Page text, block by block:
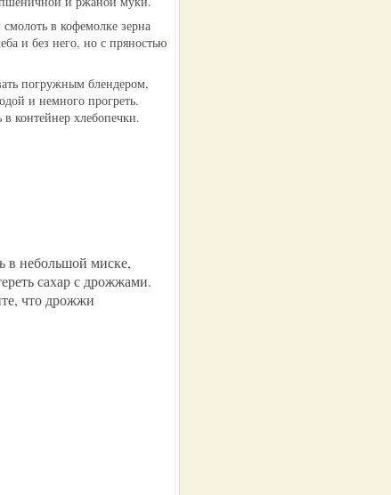
смолоть в кофемолке зерна
и без него, но с пряностью
погружным блендером,
и немного прогреть.
контейнер хлебопечки.
в небольшой миске,
сахар с дрожжами.
что дрожжи